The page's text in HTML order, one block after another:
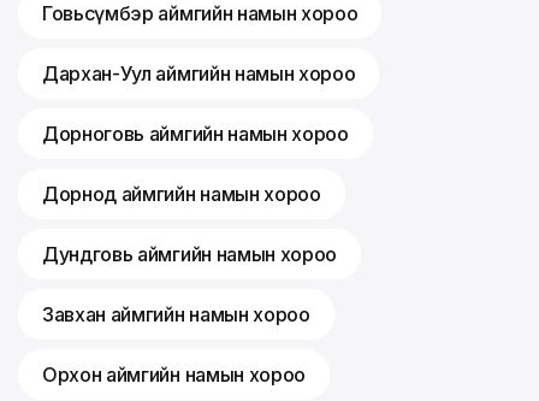
Говьсүмбэр аймгийн намын хороо
Дархан-Уул аймгийн намын хороо
Дорноговь аймгийн намын хороо
Дорнод аймгийн намын хороо
Дундговь аймгийн намын хороо
Завхан аймгийн намын хороо
Орхон аймгийн намын хороо